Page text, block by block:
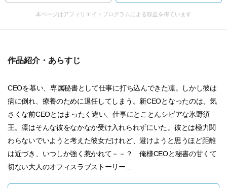
本ページはアフィリエイトプログラムによる収益を得ています
作品紹介・あらすじ
CEOを慕い、専属秘書として仕事に打ち込んできた凛。しかし彼は
病に倒れ、療養のために退任してしまう。新CEOとなったのは、気
さくな前CEOとはまったく違い、仕事にとことんシビアな氷野須
王。凛はそんな彼をなかなか受け入れられずにいた。彼とは極力関
わらないでいようと考えた彼女だけれど、避けようと思うほど距離
は近づき、いつしか強く惹かれて－－？ 俺様CEOと秘書の甘くて
切ない大人のオフィスラブストーリー...